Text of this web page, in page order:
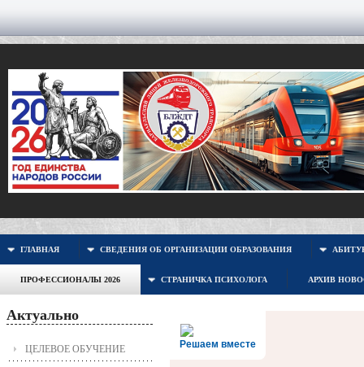
ГЛАВНАЯ СВЕДЕНИЯ ОБ ОРГАНИЗАЦИИ ОБРАЗОВАНИЯ
ПРОФЕССИОНАЛЫ 2026 СТРАНИЧКА ПСИХОЛОГА АРХИВ
Актуально
ЦЕЛЕВОЕ ОБУЧЕНИЕ Решаем вместе